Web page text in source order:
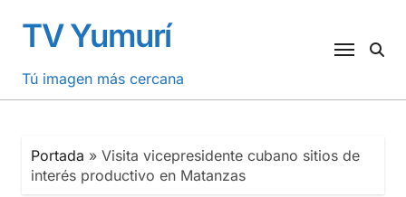
contenido
TV Yumurí
Tú imagen más cercana
Portada » Visita vicepresidente cubano sitios de
interés productivo en Matanzas